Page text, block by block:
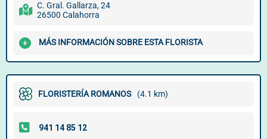
C. Gral. Gallarza, 24
26500 Calahorra
MÁS INFORMACIÓN SOBRE ESTA FLORISTA
FLORISTERÍA ROMANOS (4.1 km)